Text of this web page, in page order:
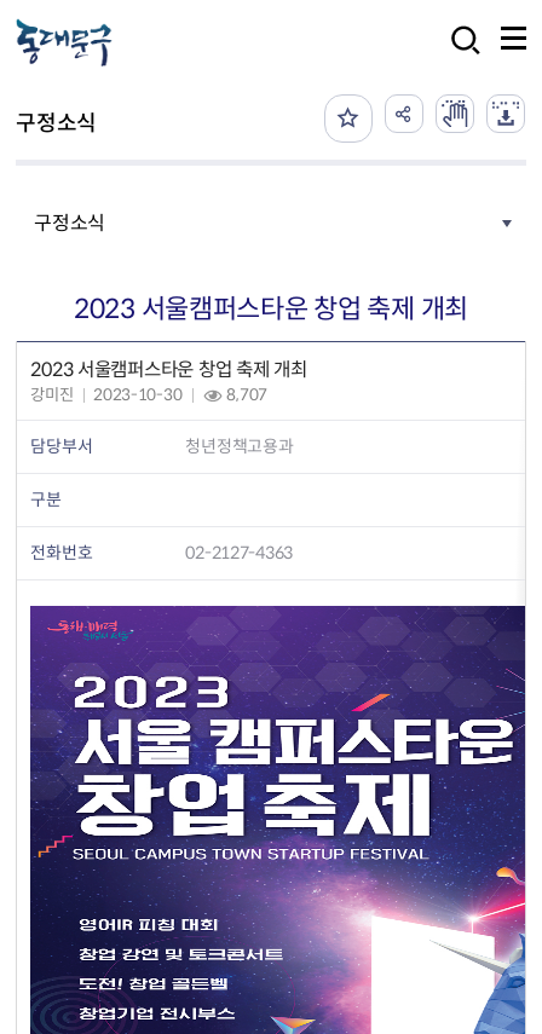
구정소식
구정소식
2023 서울캠퍼스타운 창업 축제 개최
2023 서울캠퍼스타운 창업 축제 개최
강미진 2023-10-30 8,707
담당부서 청년정책고용과
구분
전화번호 02-2127-4363